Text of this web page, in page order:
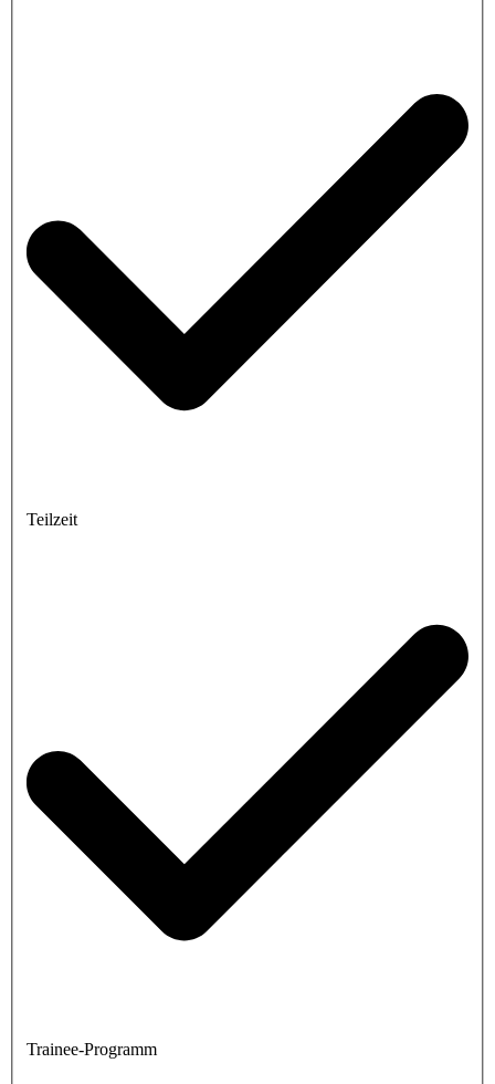
Teilzeit
Trainee-Programm